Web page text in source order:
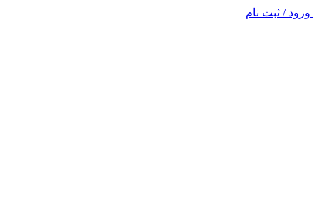
ورود / ثبت نام